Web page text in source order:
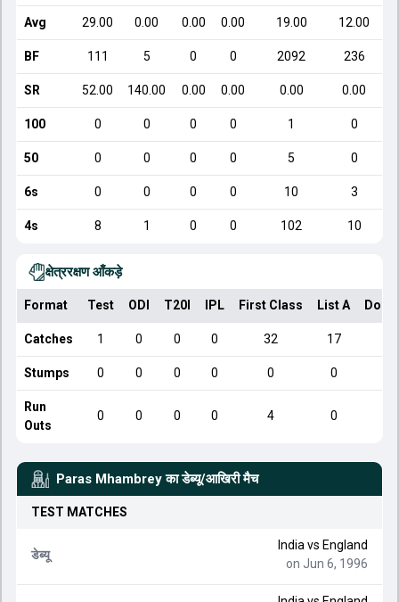
Avg 29.00 0.00 0.00 0.00 19.00 12.00
BF 111 5 0 0 2092 236
SR 52.00 140.00 0.00 0.00 0.00 0.00
100 0 0 0 0 1 0
50 0 0 0 0 5 0
6s 0 0 0 0 10 3
4s 8 1 0 0 102 10
क्षेत्ररक्षण आँकड़े
Format Test ODI T20I IPL First Class List A
Catches 1 0 0 0 32 17
Stumps 0 0 0 0 0 0
Run
Outs
0 0 0 0 4 0
Paras Mhambrey का डेब्यू/आखिरी मैच
TEST MATCHES
डेब्यू
India vs England
on Jun 6, 1996